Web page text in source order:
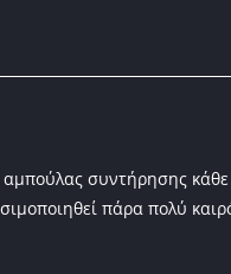
συντήρησης
πάρα πολύ